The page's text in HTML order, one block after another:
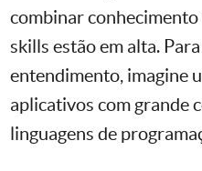
combinar
skills estão em alta.
entendimento, imagine
aplicativos com grande
linguagens de